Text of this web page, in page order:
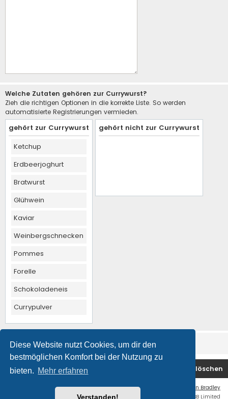
Diese Website nutzt Cookies, um dir den
bestmöglichen Komfort bei der Nutzung zu
bieten. Mehr erfahren
Verstanden!
Welche Zutaten gehören zur Currywurst?
Zieh die richtigen Optionen in die korrekte Liste. So werden
automatisierte Registrierungen vermieden.
gehört zur Currywurst
Ketchup
Erdbeerjoghurt
Bratwurst
Glühwein
Kaviar
Weinbergschnecken
Pommes
Forelle
Schokoladeneis
Currypulver
gehört nicht zur Currywurst
Foren-Übersicht Alle Cookies löschen
Ian Bradley
Powered byphpBB ® Forum Software © phpBB Limited